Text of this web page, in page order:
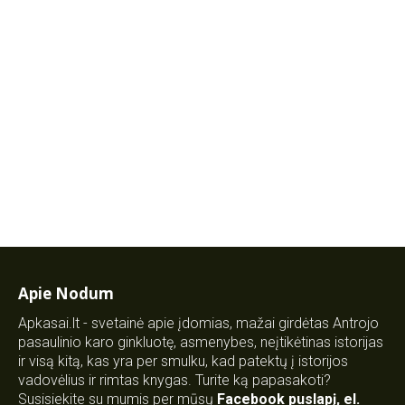
Apie Nodum
Apkasai.lt - svetainė apie įdomias, mažai girdėtas Antrojo
pasaulinio karo ginkluotę, asmenybes, neįtikėtinas istorijas
ir visą kitą, kas yra per smulku, kad patektų į istorijos
vadovėlius ir rimtas knygas. Turite ką papasakoti?
Susisiekite su mumis per mūsų Facebook puslapį, el.